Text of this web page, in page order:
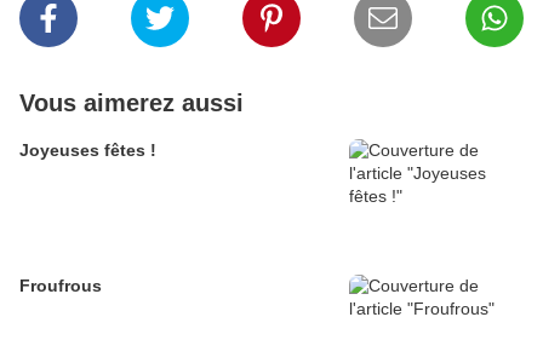
Vous aimerez aussi
Joyeuses fêtes !
Froufrous